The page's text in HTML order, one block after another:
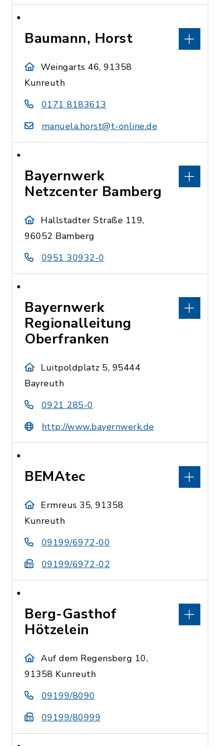
Baumann, Horst
Weingarts 46, 91358
Kunreuth
0171 8183613
manuela.horst@t-online.de
Bayernwerk
Netzcenter Bamberg
Hallstadter Straße 119,
96052 Bamberg
0951 30932-0
Bayernwerk
Regionalleitung
Oberfranken
Luitpoldplatz 5, 95444
Bayreuth
0921 285-0
http://www.bayernwerk.de
BEMAtec
Ermreus 35, 91358
Kunreuth
09199/6972-00
09199/6972-02
Berg-Gasthof
Hötzelein
Auf dem Regensberg 10,
91358 Kunreuth
09199/8090
09199/80999